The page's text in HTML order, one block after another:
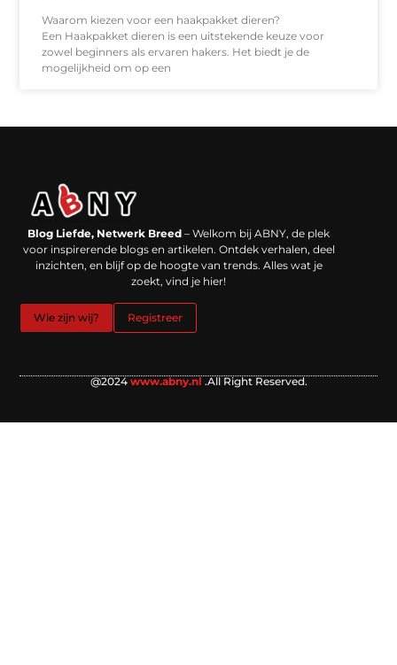
Waarom kiezen voor een haakpakket dieren?
Een Haakpakket dieren is een uitstekende keuze voor
zowel beginners als ervaren hakers. Het biedt je de
mogelijkheid om op een
Blog Liefde, Netwerk Breed – Welkom bij ABNY, de plek
voor inspirerende blogs en artikelen. Ontdek verhalen, deel
inzichten, en blijf op de hoogte van trends. Alles wat je
zoekt, vind je hier!
Wie zijn wij? Registreer
@2024 www.abny.nl .All Right Reserved.